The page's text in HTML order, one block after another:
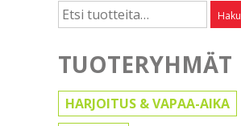
Etsi: Haku
TUOTERYHMÄT
HARJOITUS & VAPAA-AIKA